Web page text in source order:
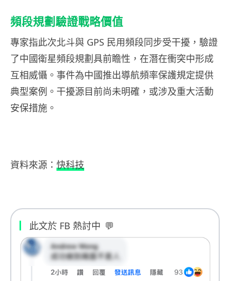
頻段規劃驗證戰略價值
專家指此次北斗與 GPS 民用頻段同步受干擾，驗證
了中國衛星頻段規劃具前瞻性，在潛在衝突中形成
互相威懾。事件為中國推出導航頻率保護規定提供
典型案例。干擾源目前尚未明確，或涉及重大活動
安保措施。
資料來源： 快科技
此文於 FB 熱討中 💬